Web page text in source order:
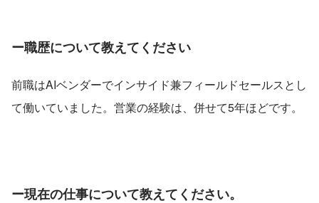
ー職歴について教えてください
前職はAIベンダーでインサイド兼フィールドセールスとし
て働いていました。営業の経験は、併せて5年ほどです。
ー現在の仕事について教えてください。